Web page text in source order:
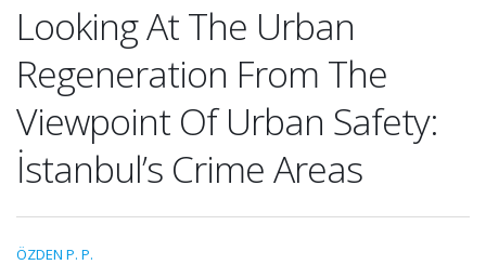
Looking At The Urban
Regeneration From The
Viewpoint Of Urban Safety:
İstanbul’s Crime Areas
ÖZDEN P. P.